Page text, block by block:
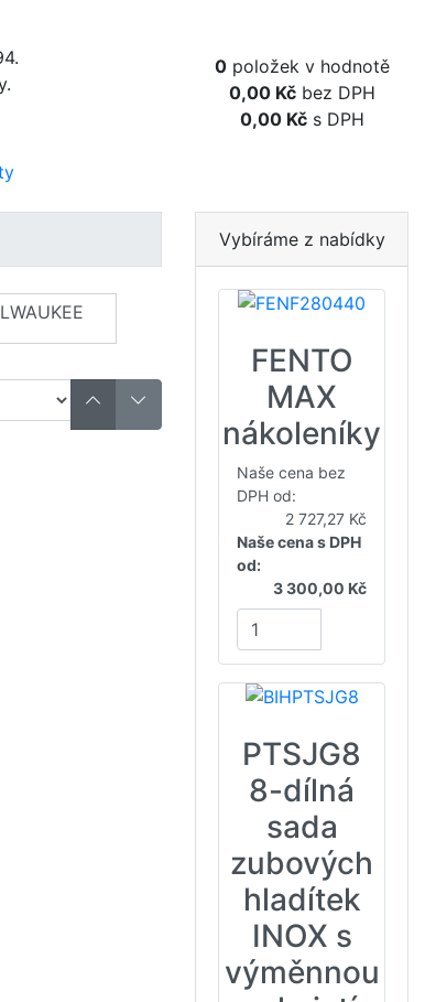
0položek v hodnotě
0,00 Kčbez DPH
0,00 Kčs DPH
Vybíráme z nabídky
FENTO
MAX
nákoleníky
Naše cena bez
DPH od:
2 727,27 Kč
Naše cena s DPH
od:
3 300,00 Kč
PTSJG8
8-dílná
sada
zubových
hladítek
INOX s
výměnnou